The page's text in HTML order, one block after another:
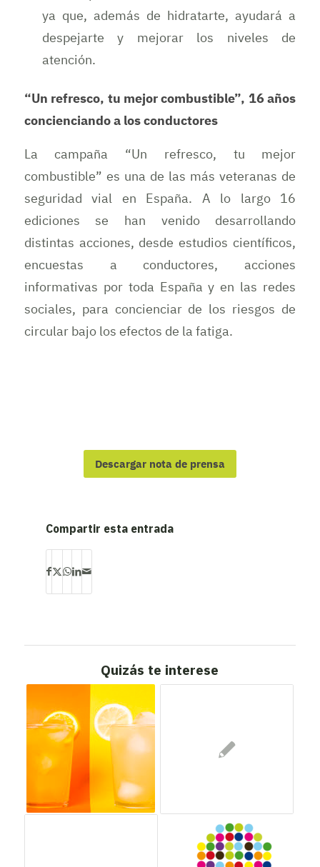
ya que, además de hidratarte, ayudará a
despejarte y mejorar los niveles de
atención.
“Un refresco, tu mejor combustible”, 16 años
concienciando a los conductores
La campaña “Un refresco, tu mejor
combustible” es una de las más veteranas de
seguridad vial en España. A lo largo 16
ediciones se han venido desarrollando
distintas acciones, desde estudios científicos,
encuestas a conductores, acciones
informativas por toda España y en las redes
sociales, para concienciar de los riesgos de
circular bajo los efectos de la fatiga.
Descargar nota de prensa
Compartir esta entrada
Quizás te interese